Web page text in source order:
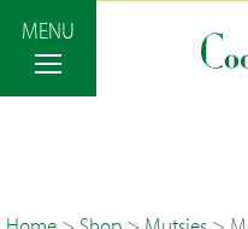
MENU